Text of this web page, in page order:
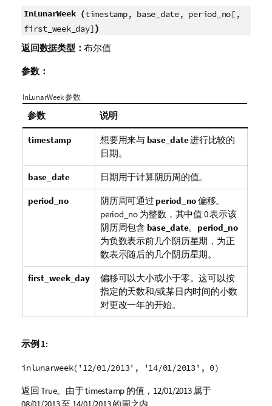
InLunarWeek (timestamp, base_date, period_no[,
first_week_day])
返回数据类型：布尔值
参数：
InLunarWeek 参数
参数 说明
timestamp 想要用来与 base_date进行比较的
日期。
base_date 日期用于计算阴历周的值。
period_no 阴历周可通过 period_no偏移。
period_no 为整数，其中值 0 表示该
阴历周包含 base_date。 period_no
为负数表示前几个阴历星期，为正
数表示随后的几个阴历星期。
first_week_day
偏移可以大小或小于零。这可以按
指定的天数和/或某日内时间的小数
对更改一年的开始。
示例 1:
inlunarweek('12/01/2013', '14/01/2013', 0)
返回True。由于timestamp 的值， 12/01/2013属于